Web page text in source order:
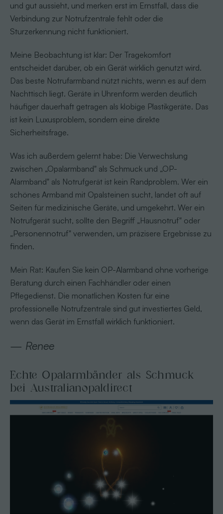
und gut aussieht, und merken erst im Ernstfall, dass die
Verbindung zur Notrufzentrale fehlt oder die
Sturzerkennung nicht funktioniert.
Meine Beobachtung ist klar: Der Tragekomfort
entscheidet darüber, ob ein Gerät wirklich genutzt wird.
Das beste Notrufarmband nützt nichts, wenn es auf dem
Nachttisch liegt. Geräte in Uhrenform werden deutlich
häufiger dauerhaft getragen als klobige Plastikgeräte. Das
ist kein Luxusproblem, sondern eine direkte
Sicherheitsfrage.
Was ich außerdem gelernt habe: Die Verwechslung
zwischen „Opalarmband" als Schmuck und „OP-
Alarmband" als Notrufgerät ist kein Randproblem. Wer ein
schönes Armband mit Opalsteinen sucht, landet oft auf
Seiten für medizinische Geräte, und umgekehrt. Wer ein
Notrufgerät sucht, sollte den Begriff „Hausnotruf" oder
„Personennotruf" verwenden, um präzisere Ergebnisse zu
finden.
Mein Rat: Kaufen Sie kein OP-Alarmband ohne vorherige
Beratung durch einen Fachhändler oder einen
Pflegedienst. Die monatlichen Kosten für eine
professionelle Notrufzentrale sind gut investiertes Geld,
wenn das Gerät im Ernstfall wirklich funktioniert.
— Renee
Echte Opalarmbänder als Schmuck
bei Australianopaldirect